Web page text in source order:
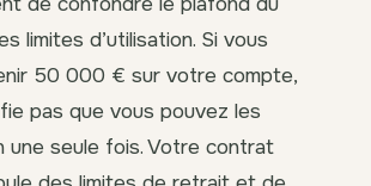
limites d’utilisation. Si vous
50 000 € sur votre compte,
pas que vous pouvez les
une seule fois. Votre contrat